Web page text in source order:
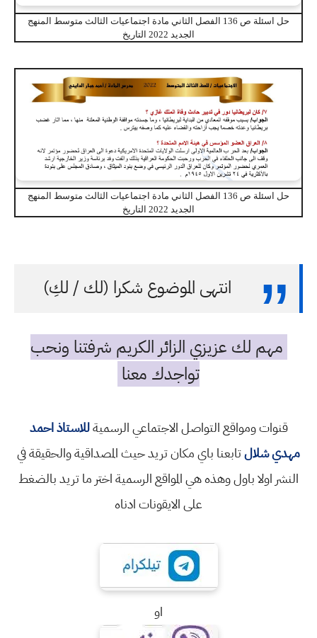
حل اسئلة ص 136 الفصل الثاني مادة اجتماعيات الثالث متوسط المنهج
الجديد 2022 التاريخ
حل اسئلة ص 136 الفصل الثاني مادة اجتماعيات الثالث متوسط المنهج
الجديد 2022 التاريخ
انتهى الموضوع شكرا (لك / لكِ)
مهم لك عزيزي الزائر الكريم شرفتنا ونحب
تواجدك معنا
قنوات ومواقع التواصل الاجتماعي الرسميةللاستاذ احمد
مهدي شلالتابعنا باي مكان تريد حيث المصداقية والحقيقة في
النشر اولا باول وهذه هي المواقع الرسمية اختر ما تريد بالضغط
على الايقونات ادناه
او